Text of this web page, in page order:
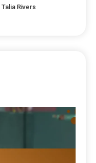
Talia Rivers